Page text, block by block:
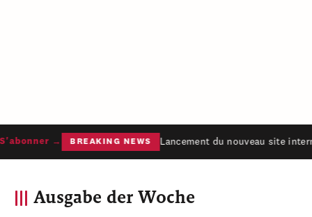
→ BREAKING NEWS Lancement du nouveau site
Ausgabe der Woche